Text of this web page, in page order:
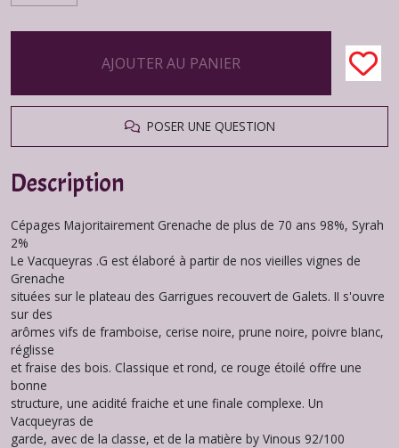
AJOUTER AU PANIER
POSER UNE QUESTION
Description
Cépages Majoritairement Grenache de plus de 70 ans 98%, Syrah
2%
Le Vacqueyras .G est élaboré à partir de nos vieilles vignes de
Grenache
situées sur le plateau des Garrigues recouvert de Galets. II s'ouvre
sur des
arômes vifs de framboise, cerise noire, prune noire, poivre bIanc,
réglisse
et fraise des bois. Classique et rond, ce rouge étoilé offre une
bonne
structure, une acidité fraiche et une finale complexe. Un
Vacqueyras de
garde, avec de la classe, et de la matière by Vinous 92/100